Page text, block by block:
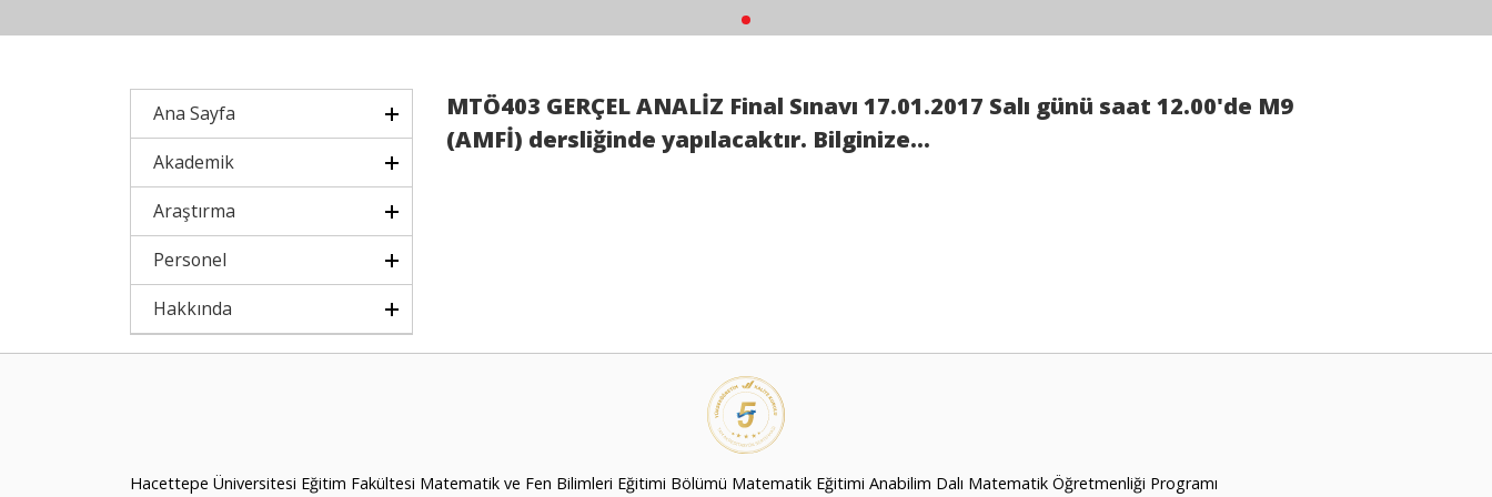
Ana Sayfa
Akademik
Araştırma
Personel
Hakkında
MTÖ403 GERÇEL ANALİZ Final Sınavı 17.01.2017 Salı günü saat 12.00'de M9
(AMFİ) dersliğinde yapılacaktır. Bilginize...
Hacettepe Üniversitesi Eğitim Fakültesi Matematik ve Fen Bilimleri Eğitimi Bölümü Matematik Eğitimi Anabilim Dalı Matematik Öğretmenliği Programı